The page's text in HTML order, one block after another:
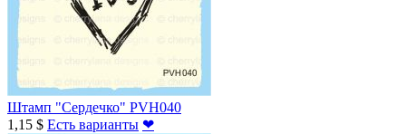
Штамп "Сердечко" PVH040
1,15 $ Есть варианты ❤